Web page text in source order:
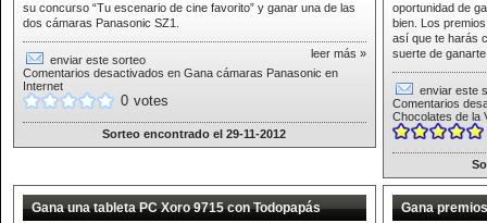
su concurso “Tu escenario de cine favorito” y ganar una de las
dos cámaras Panasonic SZ1.
leer más »
enviar este sorteo
Comentarios desactivados en Gana cámaras Panasonic en
Internet
0 votes
Sorteo encontrado el 29-11-2012
oportunidad de
bien. Los
así que te harás
suerte de
enviar este
Comentarios
Chocolates de la
Gana una tableta PC Xoro 9715 con Todopapás Gana